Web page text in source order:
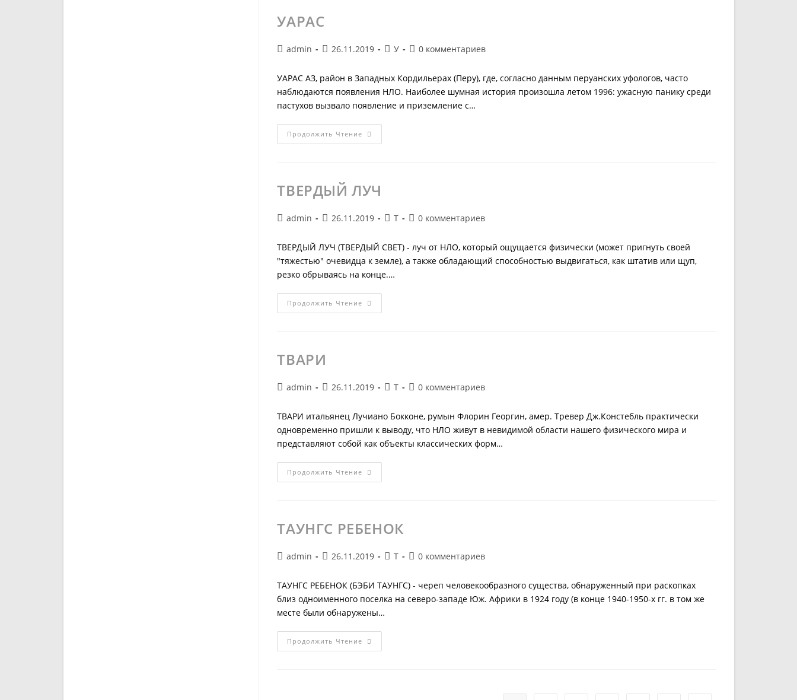
УАРАС
Автор
admin
Запись
26.11.2019
Рубрика
У
Комментарии
0 комментариев
УАРАС АЗ, район в Западных Кордильерах (Перу), где, согласно данным перуанских уфологов, часто
наблюдаются появления НЛО. Наиболее шумная история произошла летом 1996: ужасную панику среди
пастухов вызвало появление и приземление с…
Продолжить Чтение УАРАС
ТВЕРДЫЙ ЛУЧ
Автор
admin
Запись
26.11.2019
Рубрика
Т
Комментарии
0 комментариев
ТВЕРДЫЙ ЛУЧ (ТВЕРДЫЙ СВЕТ) - луч от НЛО, который ощущается физически (может пригнуть своей
"тяжестью" очевидца к земле), а также обладающий способностью выдвигаться, как штатив или щуп,
резко обрываясь на конце.…
Продолжить Чтение ТВЕРДЫЙ
ЛУЧ
ТВАРИ
Автор
admin
Запись
26.11.2019
Рубрика
Т
Комментарии
0 комментариев
ТВАРИ итальянец Лучиано Бокконе, румын Флорин Георгин, амер. Тревер Дж.Констебль практически
одновременно пришли к выводу, что НЛО живут в невидимой области нашего физического мира и
представляют собой как объекты классических форм…
Продолжить Чтение ТВАРИ
ТАУНГС РЕБЕНОК
Автор
admin
Запись
26.11.2019
Рубрика
Т
Комментарии
записи:
0 комментариев
ТАУНГС РЕБЕНОК (БЭБИ ТАУНГС) - череп человекообразного существа, обнаруженный при раскопках
близ одноименного поселка на северо-западе Юж. Африки в 1924 году (в конце 1940-1950-х гг. в том же
месте были обнаружены…
Продолжить Чтение ТАУНГС
РЕБЕНОК